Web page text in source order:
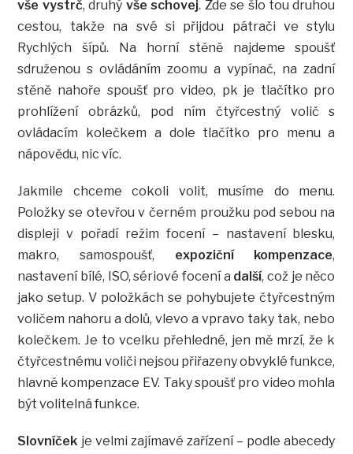
vše vystrč, druhý vše schovej. Zde se šlo tou druhou
cestou, takže na své si přijdou pátrači ve stylu
Rychlých šípů. Na horní stěně najdeme spoušť
sdruženou s ovládáním zoomu a vypínač, na zadní
stěně nahoře spoušť pro video, pk je tlačítko pro
prohlížení obrázků, pod ním čtyřcestný volič s
ovládacím kolečkem a dole tlačítko pro menu a
nápovědu, nic víc.
Jakmile chceme cokoli volit, musíme do menu.
Položky se otevřou v černém proužku pod sebou na
displeji v pořadí režim focení – nastavení blesku,
makro, samospoušť, expoziční kompenzace,
nastavení bílé, ISO, sériové focení a další, což je něco
jako setup. V položkách se pohybujete čtyřcestným
voličem nahoru a dolů, vlevo a vpravo taky tak, nebo
kolečkem. Je to vcelku přehledné, jen mě mrzí, že k
čtyřcestnému voliči nejsou přiřazeny obvyklé funkce,
hlavně kompenzace EV. Taky spoušť pro video mohla
být volitelná funkce.
Slovníček je velmi zajímavé zařízení – podle abecedy